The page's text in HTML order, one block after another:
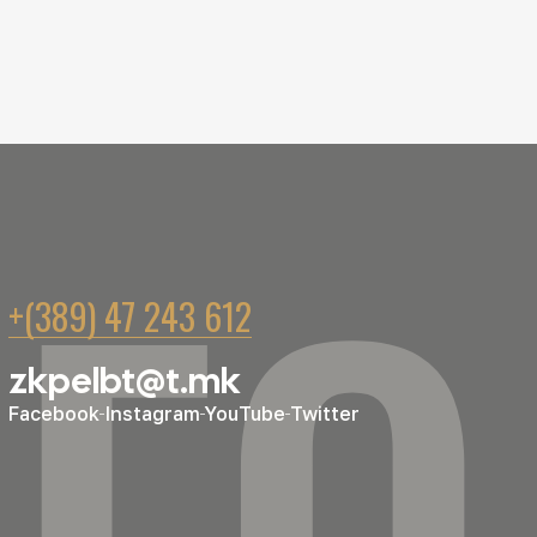
+(389) 47 243 612
zkpelbt@t.mk
Facebook Instagram YouTube Twitter